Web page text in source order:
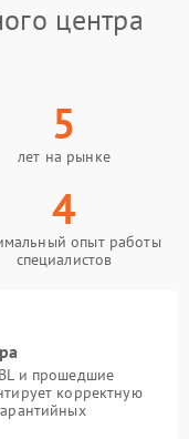
центра
5
лет на рынке
4
опыт работы
специалистов
и прошедшие
корректную